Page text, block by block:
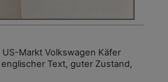
Markt Volkswagen Käfer
Text, guter Zustand,